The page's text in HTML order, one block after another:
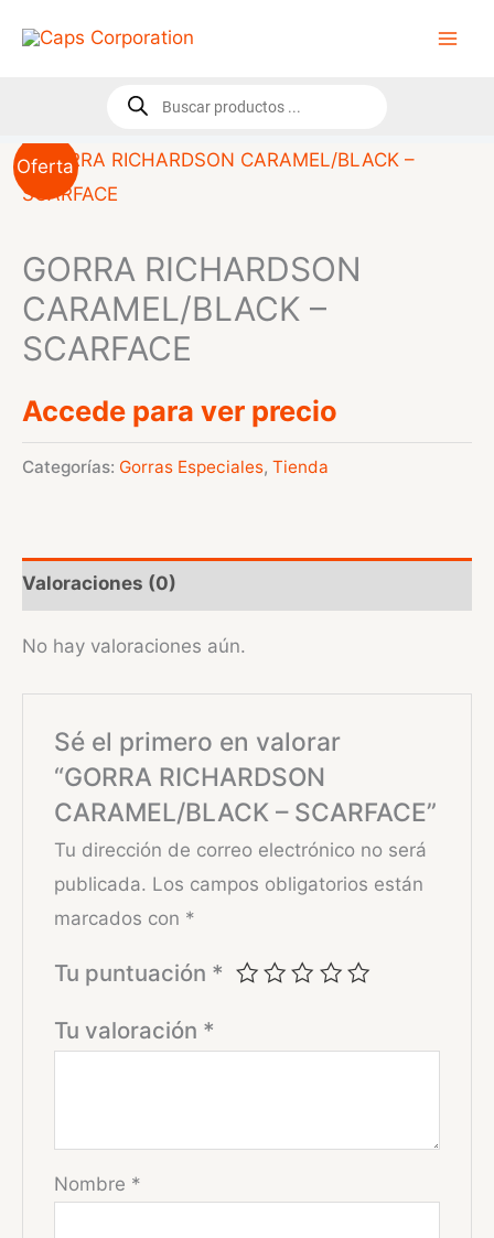
Búsqueda
de
Oferta
GORRA RICHARDSON
CARAMEL/BLACK –
SCARFACE
Accede para ver precio
Categorías: Gorras Especiales, Tienda
Valoraciones (0)
No hay valoraciones aún.
Sé el primero en valorar
“GORRA RICHARDSON
CARAMEL/BLACK – SCARFACE”
Tu dirección de correo electrónico no será
publicada. Los campos obligatorios están
marcados con *
Tu puntuación *
Tu valoración *
Nombre *